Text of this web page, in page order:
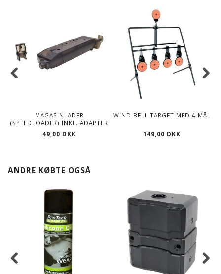
MAGASINLADER
(SPEEDLOADER) INKL. ADAPTER
49,00 DKK
WIND BELL TARGET MED 4 MÅL
149,00 DKK
ANDRE KØBTE OGSÅ